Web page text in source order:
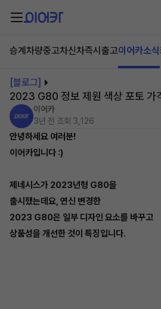
승계차량중고차신차즉시출고이어카소식
[블로그]
2023 G80 정보 제원 색상 포토 가
이어카
3년 전 조회 3,126
안녕하세요 여러분!
이어카입니다 :)
제네시스가 2023년형 G80을
출시했는데요, 연신 변경한
2023 G80은 일부 디자인 요소를 바꾸고
상품성을 개선한 것이 특징입니다.